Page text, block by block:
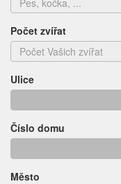
Počet zvířat
Ulice
Číslo domu
Město